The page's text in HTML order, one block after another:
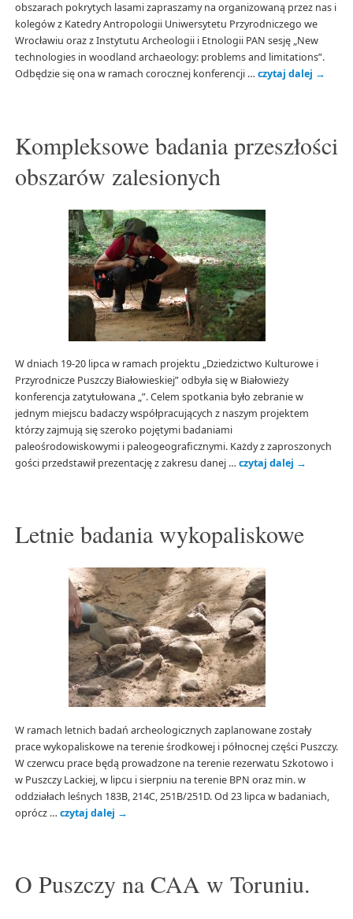
obszarach pokrytych lasami zapraszamy na organizowaną przez nas i
kolegów z Katedry Antropologii Uniwersytetu Przyrodniczego we
Wrocławiu oraz z Instytutu Archeologii i Etnologii PAN sesję „New
technologies in woodland archaeology: problems and limitations”.
Odbędzie się ona w ramach corocznej konferencji … czytaj dalej →
Kompleksowe badania przeszłości
obszarów zalesionych
W dniach 19-20 lipca w ramach projektu „Dziedzictwo Kulturowe i
Przyrodnicze Puszczy Białowieskiej” odbyła się w Białowieży
konferencja zatytułowana „”. Celem spotkania było zebranie w
jednym miejscu badaczy współpracujących z naszym projektem
którzy zajmują się szeroko pojętymi badaniami
paleośrodowiskowymi i paleogeograficznymi. Każdy z zaproszonych
gości przedstawił prezentację z zakresu danej … czytaj dalej →
Letnie badania wykopaliskowe
W ramach letnich badań archeologicznych zaplanowane zostały
prace wykopaliskowe na terenie środkowej i północnej części Puszczy.
W czerwcu prace będą prowadzone na terenie rezerwatu Szkotowo i
w Puszczy Lackiej, w lipcu i sierpniu na terenie BPN oraz min. w
oddziałach leśnych 183B, 214C, 251B/251D. Od 23 lipca w badaniach,
oprócz … czytaj dalej →
O Puszczy na CAA w Toruniu.